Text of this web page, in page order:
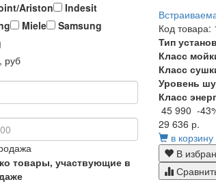
Ariston
Indesit
Miele
Samsung
руб
товары, участвующие в
Код товара:
Тип
Класс
Класс
Уровень
Класс
45 990 -
29 636 р.
в корзину
В